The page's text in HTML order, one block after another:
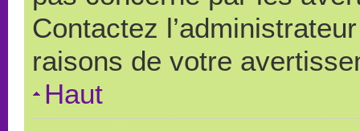
Contactez
raisons de votre
Haut